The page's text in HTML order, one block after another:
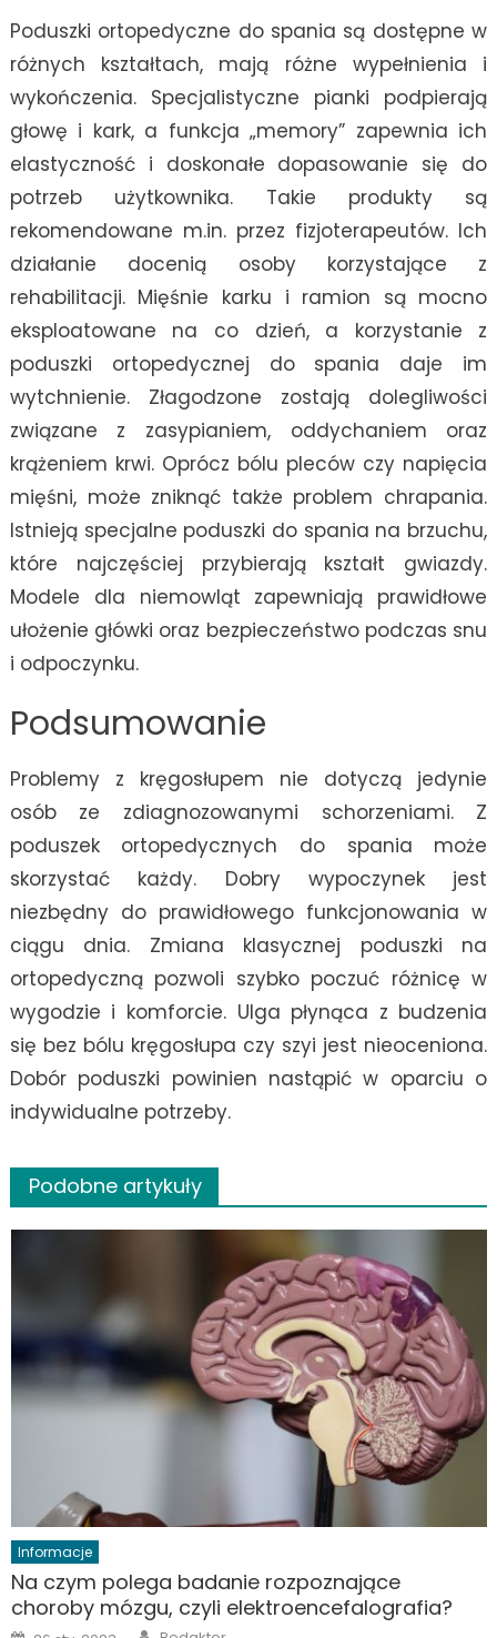
Poduszki ortopedyczne do spania są dostępne w
różnych kształtach, mają różne wypełnienia i
wykończenia. Specjalistyczne pianki podpierają
głowę i kark, a funkcja „memory” zapewnia ich
elastyczność i doskonałe dopasowanie się do
potrzeb użytkownika. Takie produkty są
rekomendowane m.in. przez fizjoterapeutów. Ich
działanie docenią osoby korzystające z
rehabilitacji. Mięśnie karku i ramion są mocno
eksploatowane na co dzień, a korzystanie z
poduszki ortopedycznej do spania daje im
wytchnienie. Złagodzone zostają dolegliwości
związane z zasypianiem, oddychaniem oraz
krążeniem krwi. Oprócz bólu pleców czy napięcia
mięśni, może zniknąć także problem chrapania.
Istnieją specjalne poduszki do spania na brzuchu,
które najczęściej przybierają kształt gwiazdy.
Modele dla niemowląt zapewniają prawidłowe
ułożenie główki oraz bezpieczeństwo podczas snu
i odpoczynku.
Podsumowanie
Problemy z kręgosłupem nie dotyczą jedynie
osób ze zdiagnozowanymi schorzeniami. Z
poduszek ortopedycznych do spania może
skorzystać każdy. Dobry wypoczynek jest
niezbędny do prawidłowego funkcjonowania w
ciągu dnia. Zmiana klasycznej poduszki na
ortopedyczną pozwoli szybko poczuć różnicę w
wygodzie i komforcie. Ulga płynąca z budzenia
się bez bólu kręgosłupa czy szyi jest nieoceniona.
Dobór poduszki powinien nastąpić w oparciu o
indywidualne potrzeby.
Podobne artykuły
Informacje
Na czym polega badanie rozpoznające
choroby mózgu, czyli elektroencefalografia?
Author